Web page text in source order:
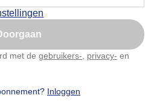
met de gebruikers- privacy- en
Inloggen
2025, 12x bekeken
misschien later
dit aan te passen